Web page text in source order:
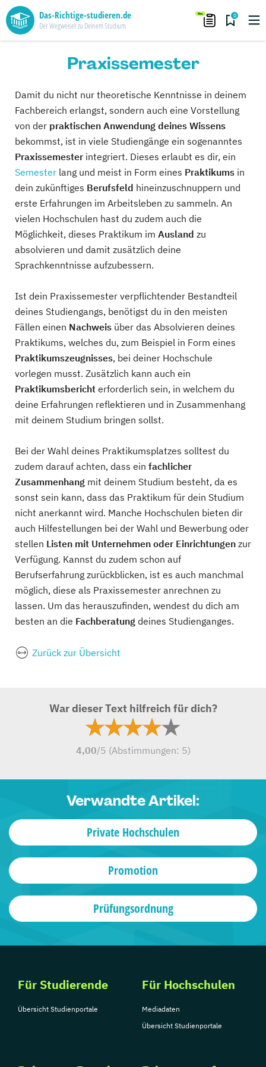
Das-Richtige-studieren.de
Der Wegweiser zu Deinem Studium
0
Praxissemester
Damit du nicht nur theoretische Kenntnisse in deinem
Fachbereich erlangst, sondern auch eine Vorstellung
von der praktischen Anwendung deines Wissens
bekommst, ist in viele Studiengänge ein sogenanntes
Praxissemester integriert. Dieses erlaubt es dir, ein
Semester lang und meist in Form eines Praktikums in
dein zukünftiges Berufsfeld hineinzuschnuppern und
erste Erfahrungen im Arbeitsleben zu sammeln. An
vielen Hochschulen hast du zudem auch die
Möglichkeit, dieses Praktikum im Ausland zu
absolvieren und damit zusätzlich deine
Sprachkenntnisse aufzubessern.
Ist dein Praxissemester verpflichtender Bestandteil
deines Studiengangs, benötigst du in den meisten
Fällen einen Nachweis über das Absolvieren deines
Praktikums, welches du, zum Beispiel in Form eines
Praktikumszeugnisses, bei deiner Hochschule
vorlegen musst. Zusätzlich kann auch ein
Praktikumsbericht erforderlich sein, in welchem du
deine Erfahrungen reflektieren und in Zusammenhang
mit deinem Studium bringen sollst.
Bei der Wahl deines Praktikumsplatzes solltest du
zudem darauf achten, dass ein fachlicher
Zusammenhang mit deinem Studium besteht, da es
sonst sein kann, dass das Praktikum für dein Studium
nicht anerkannt wird. Manche Hochschulen bieten dir
auch Hilfestellungen bei der Wahl und Bewerbung oder
stellen Listen mit Unternehmen oder Einrichtungen zur
Verfügung. Kannst du zudem schon auf
Berufserfahrung zurückblicken, ist es auch manchmal
möglich, diese als Praxissemester anrechnen zu
lassen. Um das herauszufinden, wendest du dich am
besten an die Fachberatung deines Studienganges.
Zurück zur Übersicht
War dieser Text hilfreich für dich?
4,00/5 (Abstimmungen: 5)
Verwandte Artikel:
Private Hochschulen
Promotion
Prüfungsordnung
Für Studierende
Übersicht Studienportale
Für Hochschulen
Mediadaten
Übersicht Studienportale